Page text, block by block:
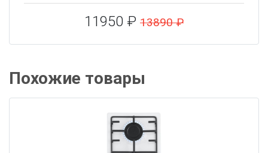
11950 ₽ 13890 ₽
Похожие товары